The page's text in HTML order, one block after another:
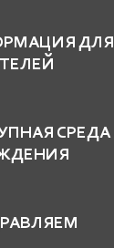
ДЛЯ
СРЕДА